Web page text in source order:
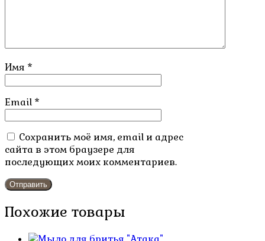
Имя *
Email *
Сохранить моё имя, email и адрес
сайта в этом браузере для
последующих моих комментариев.
Похожие товары